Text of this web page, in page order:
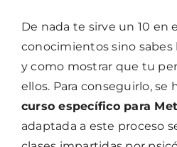
De nada te sirve un 10 en
conocimientos sino
y como mostrar que tu
ellos. Para conseguirlo, se
curso específico para
adaptada a este proceso